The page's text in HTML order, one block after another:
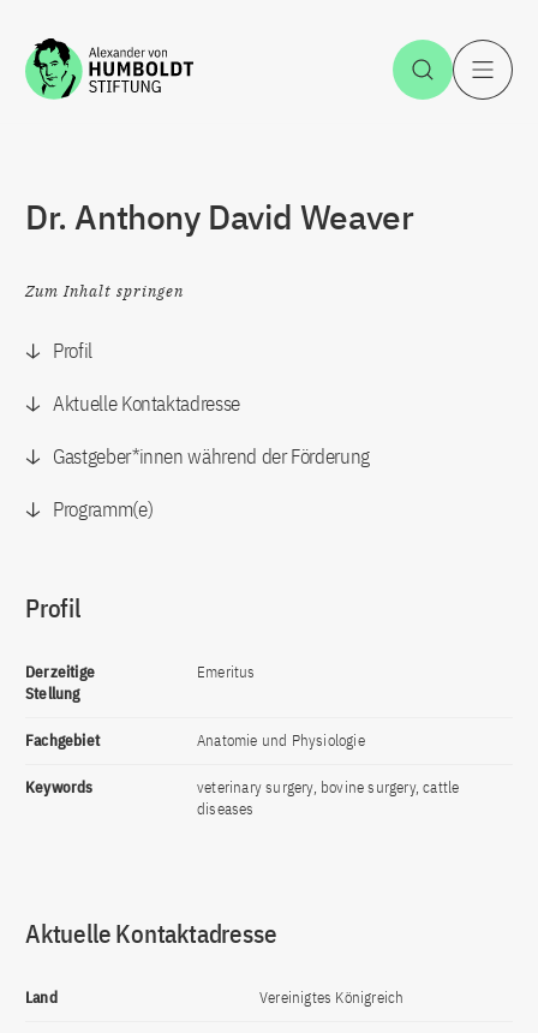
Zum Inhalt springen Suche
Dr. Anthony David Weaver
Zum Inhalt springen
Profil
Aktuelle Kontaktadresse
Gastgeber*innen während der Förderung
Programm(e)
Profil
Derzeitige
Stellung
Emeritus
Fachgebiet Anatomie und Physiologie
Keywords
veterinary surgery, bovine surgery, cattle
diseases
Aktuelle Kontaktadresse
Land Vereinigtes Königreich